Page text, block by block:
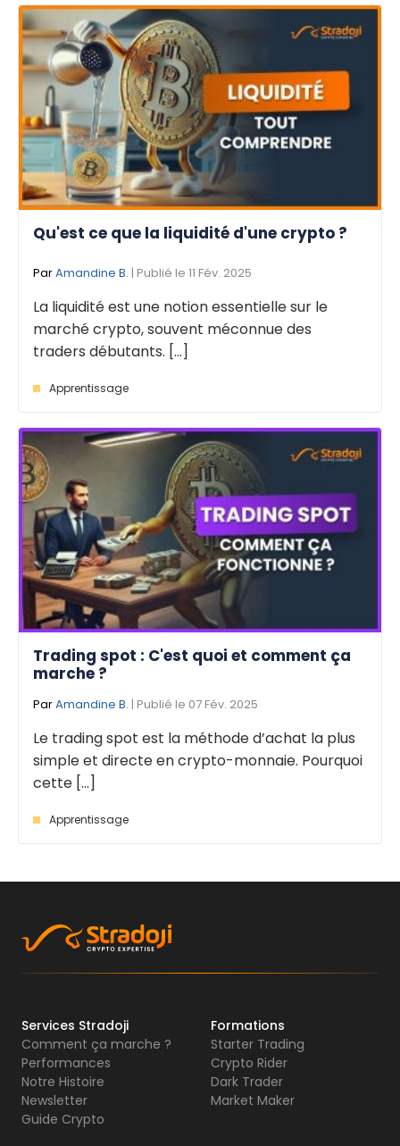
Qu'est ce que la liquidité d'une crypto ?
ParAmandine B. | Publié le 11 Fév. 2025
La liquidité est une notion essentielle sur le
marché crypto, souvent méconnue des
traders débutants. [...]
Apprentissage
Trading spot : C'est quoi et comment ça
marche ?
ParAmandine B. | Publié le 07 Fév. 2025
Le trading spot est la méthode d’achat la plus
simple et directe en crypto-monnaie. Pourquoi
cette [...]
Apprentissage
Services Stradoji
Comment ça marche ?
Performances
Notre Histoire
Newsletter
Guide Crypto
Formations
Starter Trading
Crypto Rider
Dark Trader
Market Maker